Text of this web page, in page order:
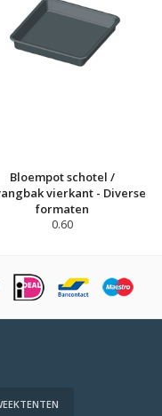
Bloempot schotel /
vierkant - Diverse
formaten
0.60